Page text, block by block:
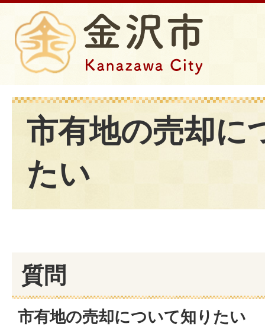
市有地の売却に
たい
質問
市有地の売却について知りたい